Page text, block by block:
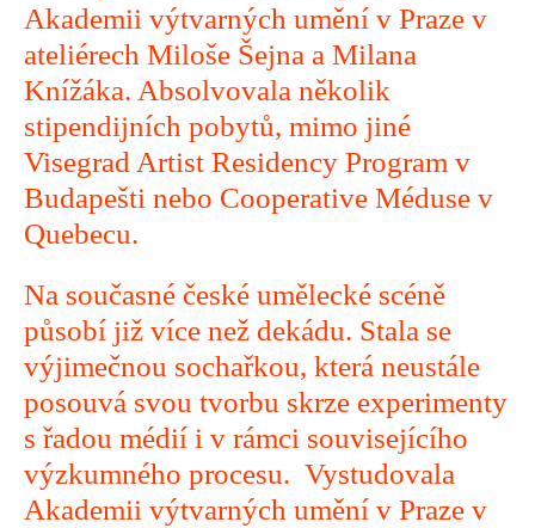
Akademii výtvarných umění v Praze v
ateliérech Miloše Šejna a Milana
Knížáka. Absolvovala několik
stipendijních pobytů, mimo jiné
Visegrad Artist Residency Program v
Budapešti nebo Cooperative Méduse v
Quebecu.
Na současné české umělecké scéně
působí již více než dekádu. Stala se
výjimečnou sochařkou, která neustále
posouvá svou tvorbu skrze experimenty
s řadou médií i v rámci souvisejícího
výzkumného procesu. Vystudovala
Akademii výtvarných umění v Praze v